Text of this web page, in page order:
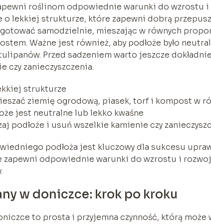
roślinom odpowiednie warunki do wzrostu i
o lekkiej strukturze, które zapewni dobrą
samodzielnie, mieszając w równych
Ważne jest również, aby podłoże było
Przed sadzeniem warto jeszcze
czy zanieczyszczenia.
strukturze
ziemię ogrodową, piasek, torf i kompost w
jest neutralne lub lekko kwaśne
podłoże i usuń wszelkie kamienie czy
podłoża jest kluczowy dla sukcesu
zapewni odpowiednie warunki do wzrostu i
w doniczce: krok po kroku
to prosta i przyjemna czynność, którą może